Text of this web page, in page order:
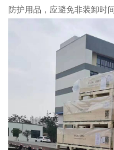
防护用品，应避免非装卸时